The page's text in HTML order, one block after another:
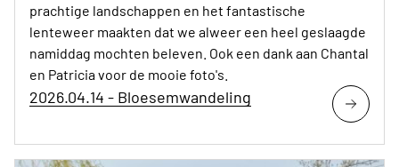
prachtige landschappen en het fantastische
lenteweer maakten dat we alweer een heel geslaagde
namiddag mochten beleven. Ook een dank aan Chantal
en Patricia voor de mooie foto's.
2026.04.14 - Bloesemwandeling